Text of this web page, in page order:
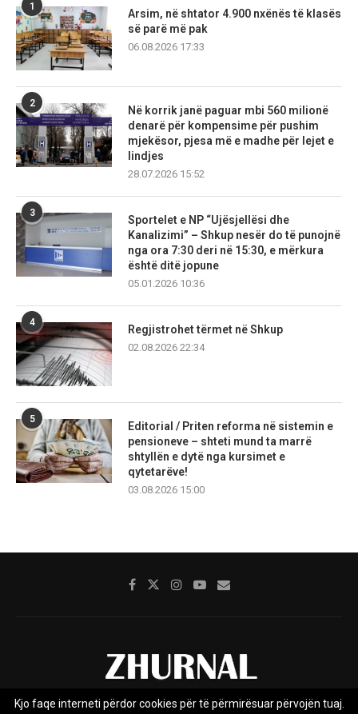
1
Arsim, në shtator 4.900 nxënës të klasës
së parë më pak
06.08.2026 17:33
2
Në korrik janë paguar mbi 560 milionë
denarë për kompensime për pushim
mjekësor, pjesa më e madhe për lejet e
lindjes
28.07.2026 15:52
3
Sportelet e NP “Ujësjellësi dhe
Kanalizimi” – Shkup nesër do të punojnë
nga ora 7:30 deri në 15:30, e mërkura
është ditë jopune
05.01.2026 10:36
4
Regjistrohet tërmet në Shkup
02.08.2026 22:34
5
Editorial / Priten reforma në sistemin e
pensioneve – shteti mund ta marrë
shtyllën e dytë nga kursimet e
qytetarëve!
03.08.2026 15:00
Kjo faqe interneti përdor cookies për të përmirësuar përvojën tuaj.